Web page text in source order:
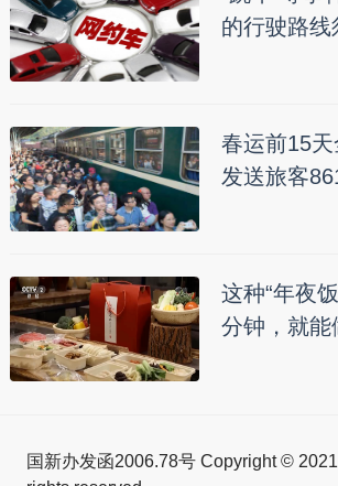
的行驶路线
春运前15
发送旅客
这种“年夜
分钟，就能
国新办发函2006.78号 Copyright © 2021